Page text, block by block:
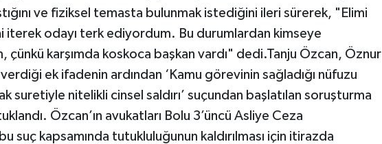
ve fiziksel temasta bulunmak istediğini ileri sürerek, "Elimi
iterek odayı terk ediyordum. Bu durumlardan kimseye
çünkü karşımda koskoca başkan vardı" dedi.Tanju Özcan, Öznur
verdiği ek ifadenin ardından ‘Kamu görevinin sağladığı nüfuzu
suretiyle nitelikli cinsel saldırı’ suçundan başlatılan soruşturma
Özcan’ın avukatları Bolu 3’üncü Asliye Ceza
suç kapsamında tutukluluğunun kaldırılması için itirazda